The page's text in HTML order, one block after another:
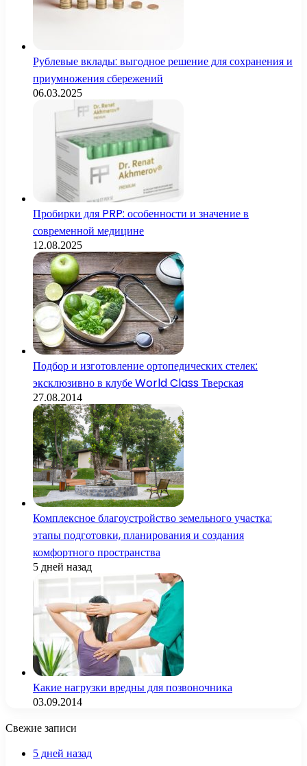
Рублевые вклады: выгодное решение для сохранения и
приумножения сбережений
06.03.2025
Пробирки для PRP: особенности и значение в
современной медицине
12.08.2025
Подбор и изготовление ортопедических стелек:
эксклюзивно в клубе World Class Тверская
27.08.2014
Комплексное благоустройство земельного участка:
этапы подготовки, планирования и создания
комфортного пространства
5 дней назад
Какие нагрузки вредны для позвоночника
03.09.2014
Свежие записи
5 дней назад